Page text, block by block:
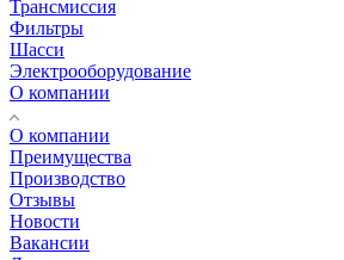
Трансмиссия
Фильтры
Шасси
Электрооборудование
О компании
О компании
Преимущества
Производство
Отзывы
Новости
Вакансии